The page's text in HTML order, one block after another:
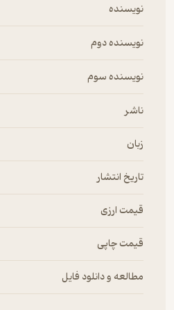
نویسنده
نویسنده دوم
نویسنده سوم
ناشر
زبان
تاریخ انتشار
قیمت ارزی
قیمت چاپی
مطالعه و دانلود فایل